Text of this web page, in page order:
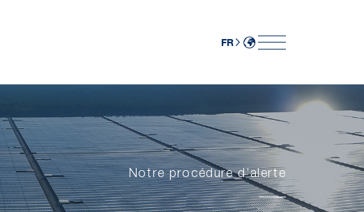
FR
Notre procédure d’alerte